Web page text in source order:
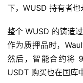
下，WUSD 持有者也
整个 WUSD 的铸造
作为质押品时，
然后，智能合约将
USDT 购买也在国库